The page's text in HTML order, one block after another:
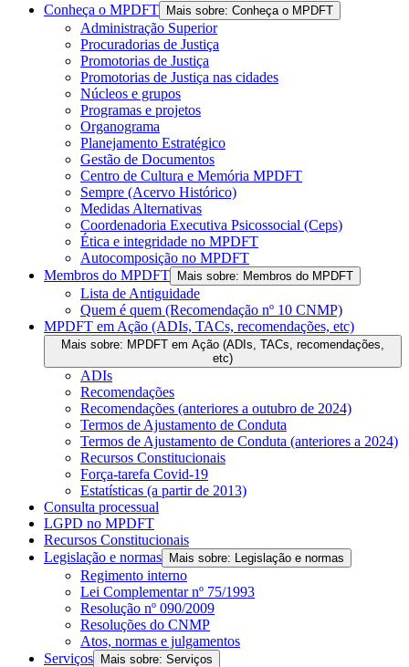
Conheça o MPDFT Mais sobre: Conheça o MPDFT
Administração Superior
Procuradorias de Justiça
Promotorias de Justiça
Promotorias de Justiça nas cidades
Núcleos e grupos
Programas e projetos
Organograma
Planejamento Estratégico
Gestão de Documentos
Centro de Cultura e Memória MPDFT
Sempre (Acervo Histórico)
Medidas Alternativas
Coordenadoria Executiva Psicossocial (Ceps)
Ética e integridade no MPDFT
Autocomposição no MPDFT
Membros do MPDFT
Mais sobre: Membros do MPDFT
Lista de Antiguidade
Quem é quem (Recomendação nº 10 CNMP)
MPDFT em Ação (ADIs, TACs, recomendações, etc)
Mais sobre: MPDFT em Ação (ADIs, TACs, recomendações,
etc)
ADIs
Recomendações
Recomendações (anteriores a outubro de 2024)
Termos de Ajustamento de Conduta
Termos de Ajustamento de Conduta (anteriores a 2024)
Recursos Constitucionais
Força-tarefa Covid-19
Estatísticas (a partir de 2013)
Consulta processual
LGPD no MPDFT
Recursos Constitucionais
Legislação e normas
Mais sobre: Legislação e normas
Regimento interno
Lei Complementar nº 75/1993
Resolução nº 090/2009
Resoluções do CNMP
Atos, normas e julgamentos
Serviços
Mais sobre: Serviços